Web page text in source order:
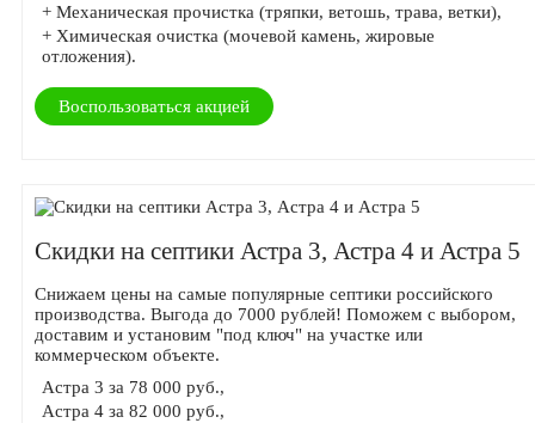
+ Механическая прочистка (тряпки, ветошь, трава, ветки),
+ Химическая очистка (мочевой камень, жировые
отложения).
Воспользоваться акцией
Скидки на септики Астра 3, Астра 4 и Астра 5
Снижаем цены на самые популярные септики российского
производства. Выгода до 7000 рублей! Поможем с выбором,
доставим и установим "под ключ" на участке или
коммерческом объекте.
Астра 3 за 78 000 руб.,
Астра 4 за 82 000 руб.,